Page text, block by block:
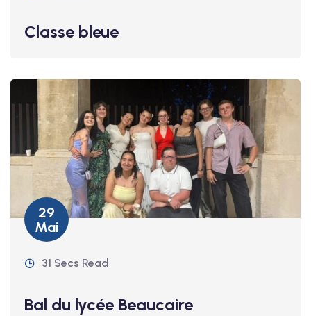
Classe bleue
29
Mai
31 Secs Read
Bal du lycée Beaucaire